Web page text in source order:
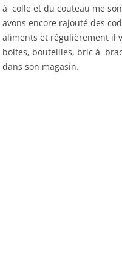
à colle et du couteau me
avons encore rajouté des
aliments et régulièrement il
boites, bouteilles, bric à
dans son magasin.